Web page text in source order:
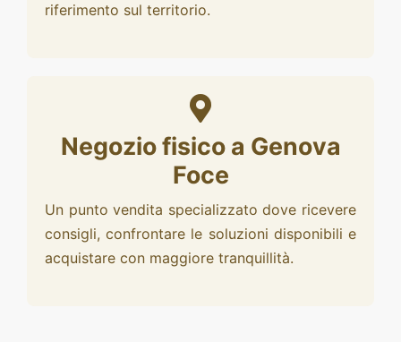
riferimento sul territorio.
Negozio fisico a Genova
Foce
Un punto vendita specializzato dove ricevere
consigli, confrontare le soluzioni disponibili e
acquistare con maggiore tranquillità.